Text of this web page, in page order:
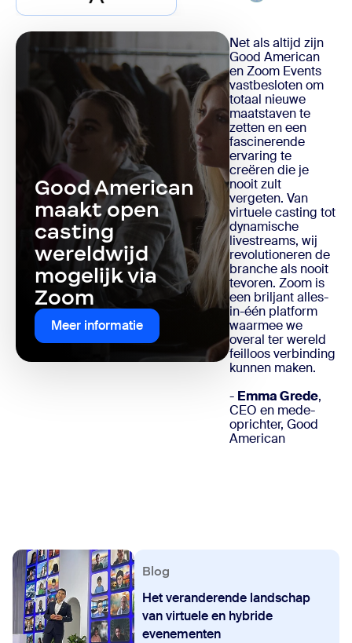
Good American
maakt open
casting
wereldwijd
mogelijk via
Zoom
Meer informatie
Net als altijd zijn
Good American
en Zoom Events
vastbesloten om
totaal nieuwe
maatstaven te
zetten en een
fascinerende
ervaring te
creëren die je
nooit zult
vergeten. Van
virtuele casting tot
dynamische
livestreams, wij
revolutioneren de
branche als nooit
tevoren. Zoom is
een briljant alles-
in-één platform
waarmee we
overal ter wereld
feilloos verbinding
kunnen maken.
- Emma Grede,
CEO en mede-
oprichter, Good
American
Blog
Het veranderende landschap
van virtuele en hybride
evenementen